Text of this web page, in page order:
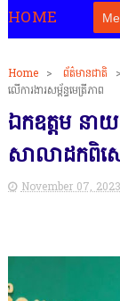
HOME
Home > ព័ត៌មានជាតិ >
លើការងារសម្ព័ន្ធមេត្រីភាព
ឯកឧត្តម ន
សាលាដកពិសោ
November 07, 2023